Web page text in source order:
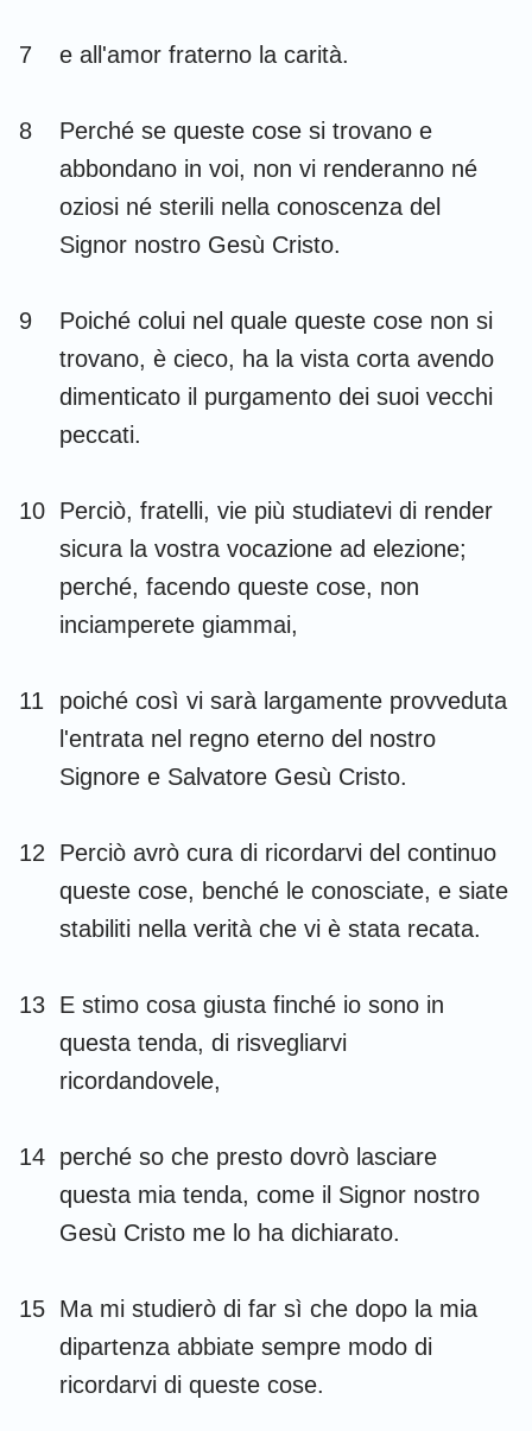
7 e all'amor fraterno la carità.
8
Perché se queste cose si trovano e
abbondano in voi, non vi renderanno né
oziosi né sterili nella conoscenza del
Signor nostro Gesù Cristo.
9
Poiché colui nel quale queste cose non si
trovano, è cieco, ha la vista corta avendo
dimenticato il purgamento dei suoi vecchi
peccati.
10 Perciò, fratelli, vie più studiatevi di render
sicura la vostra vocazione ad elezione;
perché, facendo queste cose, non
inciamperete giammai,
11
poiché così vi sarà largamente provveduta
l'entrata nel regno eterno del nostro
Signore e Salvatore Gesù Cristo.
12
Perciò avrò cura di ricordarvi del continuo
queste cose, benché le conosciate, e siate
stabiliti nella verità che vi è stata recata.
13 E stimo cosa giusta finché io sono in
questa tenda, di risvegliarvi
ricordandovele,
14 perché so che presto dovrò lasciare
questa mia tenda, come il Signor nostro
Gesù Cristo me lo ha dichiarato.
15 Ma mi studierò di far sì che dopo la mia
dipartenza abbiate sempre modo di
ricordarvi di queste cose.